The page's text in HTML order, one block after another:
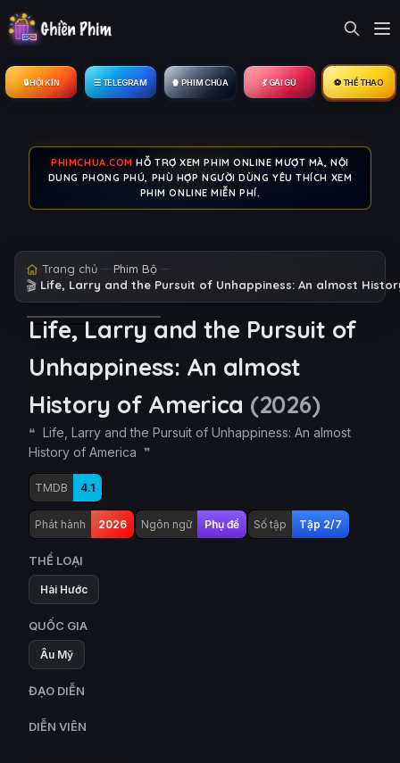
🔒︎ HỘI KÍN ☰ TELEGRAM 🍿 PHIM CHÙA 💃 GÁI GÚ ⚽ THỂ THAO
PHIMCHUA.COM HỖ TRỢ XEM PHIM ONLINE MƯỢT MÀ, NỘI
DUNG PHONG PHÚ, PHÙ HỢP NGƯỜI DÙNG YÊU THÍCH XEM
PHIM ONLINE MIỄN PHÍ.
Trang chủ Phim Bộ
🎬 Life, Larry and the Pursuit of Unhappiness: An almost
Life, Larry and the Pursuit of
Unhappiness: An almost
History of America (2026)
Life, Larry and the Pursuit of Unhappiness: An almost
History of America
TMDB 4.1
Phát hành 2026 Ngôn ngữ Phụ đề Số tập Tập 2/7
THỂ LOẠI
Hài Hước
QUỐC GIA
Âu Mỹ
ĐẠO DIỄN
DIỄN VIÊN